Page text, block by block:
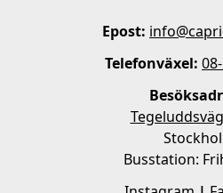
Epost:
Telefonväxel:
Busstation: